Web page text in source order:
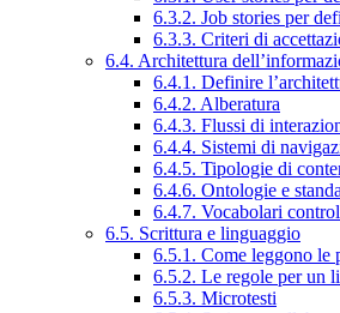
6.3.2. Job stories per
6.3.3. Criteri di
6.4. Architettura
6.4.1. Definire
6.4.2. Alberatura
6.4.3. Flussi di
6.4.4. Sistemi di
6.4.5. Tipologie di
6.4.6. Ontologie e
6.4.7. Vocabolari
6.5. Scrittura e linguaggio
6.5.1. Come leggono le
6.5.2. Le regole per un
6.5.3. Microtesti